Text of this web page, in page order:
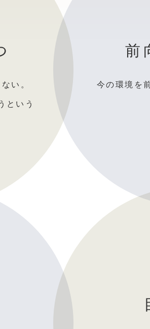
い。
という
前
今の環境を